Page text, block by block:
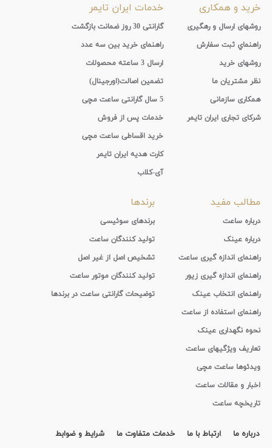
خرید و همکاری
روشهای ارسال و رهگیری
راهنماي ثبت سفارش
روشهای خرید
نظر مشتریان ما
همکاری سازمانی
شرکای تجاری ایران تایمر
خدمات ایران تایمر
گارانتی 30 روز ضمانت بازگشت
راهنمای خرید بین سه عدد
ارسال 3 ساعته محصولات
تضمین اصالت(اورجینال)
5 سال گارانتی ساعت مچی
خدمات پس از فروش
خرید اقساطی ساعت مچی
کارت هدیه ایران تایمر
آی-کلاب
مطالب مفید
درباره ساعت
درباره عینک
راهنمای اندازه گیری ساعت
راهنمای اندازه گیری زیور
راهنمای انتخاب عینک
راهنمای استفاده از ساعت
نحوه نگهداری عینک
تعاریف ویژگیهای ساعت
ویدئوها ساعت مچی
اخبار و مقالات ساعت
تاریخچه ساعت
برندها
برندهای سوئیسی
تولید کنندگان ساعت
تشخیص اصل از غیر اصل
تولید کنندگان موتور ساعت
توضیحات گارانتی ساعت در برندها
درباره ما ارتباط با ما خدمات متفاوت ما
شرایط و ضوابط